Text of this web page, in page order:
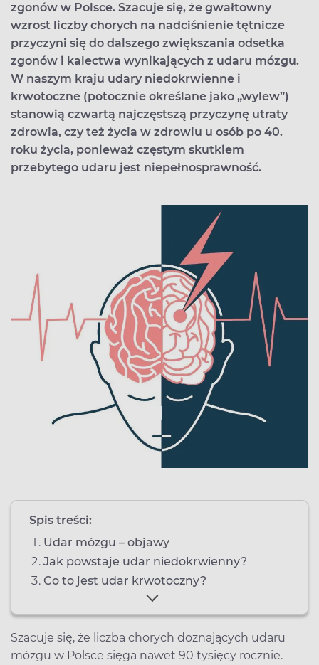
zgonów w Polsce. Szacuje się, że gwałtowny
wzrost liczby chorych na nadciśnienie tętnicze
przyczyni się do dalszego zwiększania odsetka
zgonów i kalectwa wynikających z udaru mózgu.
W naszym kraju udary niedokrwienne i
krwotoczne (potocznie określane jako „wylew”)
stanowią czwartą najczęstszą przyczynę utraty
zdrowia, czy też życia w zdrowiu u osób po 40.
roku życia, ponieważ częstym skutkiem
przebytego udaru jest niepełnosprawność.
Spis treści:
Udar mózgu – objawy
Jak powstaje udar niedokrwienny?
Co to jest udar krwotoczny?
Szacuje się, że liczba chorych doznających udaru
mózgu w Polsce sięga nawet 90 tysięcy rocznie.